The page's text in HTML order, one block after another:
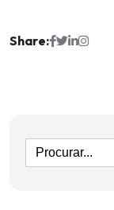
Share: